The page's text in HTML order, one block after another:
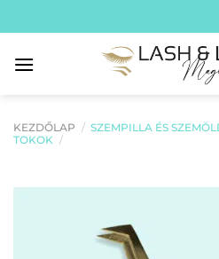
to
content
KEZDŐLAP / SZEMPILLA ÉS
TOKOK /